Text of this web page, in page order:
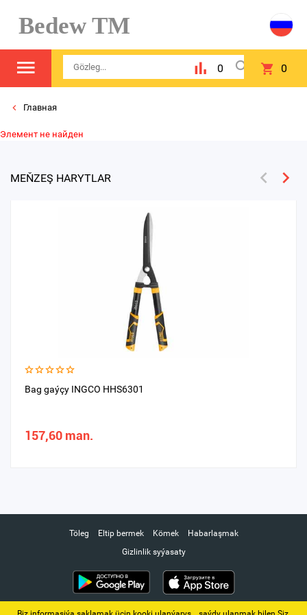
Bedew TM
0 0
Главная
Элемент не найден
MEŇZEŞ HARYTLAR
Bag gaýçy INGCO HHS6301
157,60 man.
Töleg Eltip bermek Kömek
Habarlaşmak
Gizlinlik syýasaty